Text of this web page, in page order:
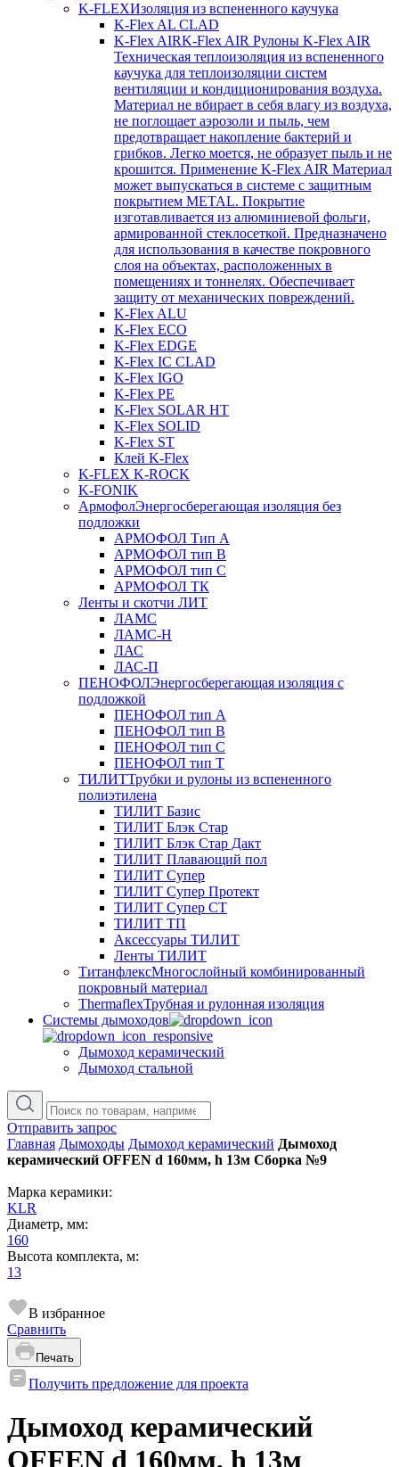
K-FLEXИзоляция из вспененного каучука
K-Flex AL CLAD
K-Flex AIRK-Flex AIR Рулоны K-Flex AIR
Техническая теплоизоляция из вспененного
каучука для теплоизоляции систем
вентиляции и кондиционирования воздуха.
Материал не вбирает в себя влагу из воздуха,
не поглощает аэрозоли и пыль, чем
предотвращает накопление бактерий и
грибков. Легко моется, не образует пыль и не
крошится. Применение K-Flex AIR Материал
может выпускаться в системе c защитным
покрытием METAL. Покрытие
изготавливается из алюминиевой фольги,
армированной стеклосеткой. Предназначено
для использования в качестве покровного
слоя на объектах, расположенных в
помещениях и тоннелях. Обеспечивает
защиту от механических повреждений.
K-Flex ALU
K-Flex ECO
K-Flex EDGE
K-Flex IC CLAD
K-Flex IGO
K-Flex PE
K-Flex SOLAR HT
K-Flex SOLID
K-Flex ST
Клей K-Flex
K-FLEX K-ROCK
K-FONIK
АрмофолЭнергосберегающая изоляция без
подложки
АРМОФОЛ Тип А
АРМОФОЛ тип В
АРМОФОЛ тип C
АРМОФОЛ ТК
Ленты и скотчи ЛИТ
ЛАМС
ЛАМС-Н
ЛАС
ЛАС-П
ПЕНОФОЛЭнергосберегающая изоляция с
подложкой
ПЕНОФОЛ тип А
ПЕНОФОЛ тип B
ПЕНОФОЛ тип C
ПЕНОФОЛ тип T
ТИЛИТТрубки и рулоны из вспененного
полиэтилена
ТИЛИТ Базис
ТИЛИТ Блэк Стар
ТИЛИТ Блэк Стар Дакт
ТИЛИТ Плавающий пол
ТИЛИТ Супер
ТИЛИТ Супер Протект
ТИЛИТ Супер СТ
ТИЛИТ ТП
Аксессуары ТИЛИТ
Ленты ТИЛИТ
ТитанфлексМногослойный комбинированный
покровный материал
ThermaflexТрубная и рулонная изоляция
Cистемы дымоходов
Дымоход керамический
Дымоход стальной
Отправить запрос
Главная Дымоходы Дымоход керамический Дымоход
керамический OFFEN d 160мм, h 13м Сборка №9
Марка керамики:
KLR
Диаметр, мм:
160
Высота комплекта, м:
13
В избранное
Сравнить
Печать
Получить предложение для проекта
Дымоход керамический
OFFEN d 160мм, h 13м